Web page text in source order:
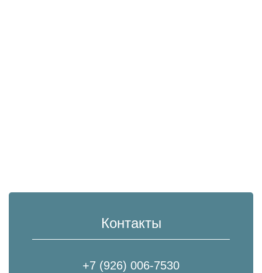
Контакты
+7 (926) 006-7530